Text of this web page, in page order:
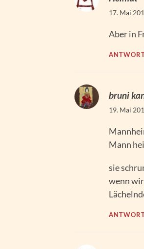
17. Mai
Aber in
bruni
19. Mai
Mann
sie
wenn